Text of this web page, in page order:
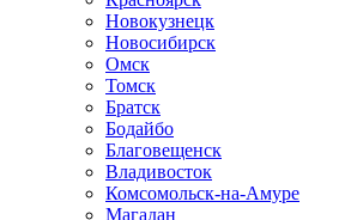
Новокузнецк
Новосибирск
Омск
Томск
Братск
Бодайбо
Благовещенск
Владивосток
Комсомольск-на-Амуре
Магадан